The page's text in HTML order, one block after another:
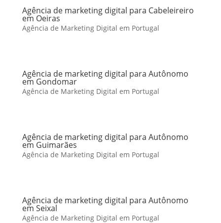
Agência de marketing digital para Cabeleireiro
em Oeiras
Agência de Marketing Digital em Portugal
Agência de marketing digital para Autônomo
em Gondomar
Agência de Marketing Digital em Portugal
Agência de marketing digital para Autônomo
em Guimarães
Agência de Marketing Digital em Portugal
Agência de marketing digital para Autônomo
em Seixal
Agência de Marketing Digital em Portugal